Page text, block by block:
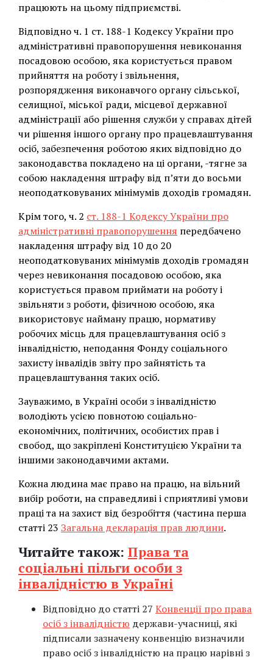
працюють на цьому підприємстві.
Відповідно ч. 1 ст. 188-1 Кодексу України про
адміністративні правопорушення невиконання
посадовою особою, яка користується правом
прийняття на роботу і звільнення,
розпорядження виконавчого органу сільської,
селищної, міської ради, місцевої державної
адміністрації або рішення служби у справах дітей
чи рішення іншого органу про працевлаштування
осіб, забезпечення роботою яких відповідно до
законодавства покладено на ці органи, -тягне за
собою накладення штрафу від п’яти до восьми
неоподатковуваних мінімумів доходів громадян.
Крім того, ч. 2 ст. 188-1 Кодексу України про
адміністративні правопорушення передбачено
накладення штрафу від 10 до 20
неоподатковуваних мінімумів доходів громадян
через невиконання посадовою особою, яка
користується правом приймати на роботу і
звільняти з роботи, фізичною особою, яка
використовує найману працю, нормативу
робочих місць для працевлаштування осіб з
інвалідністю, неподання Фонду соціального
захисту інвалідів звіту про зайнятість та
працевлаштування таких осіб.
Зауважимо, в Україні особи з інвалідністю
володіють усією повнотою соціально-
економічних, політичних, особистих прав і
свобод, що закріплені Конституцією України та
іншими законодавчими актами.
Кожна людина має право на працю, на вільний
вибір роботи, на справедливі і сприятливі умови
праці та на захист від безробіття (частина перша
статті 23 Загальна декларація прав людини.
Читайте також: Права та
соціальні пільги особи з
інвалідністю в Україні
Відповідно до статті 27 Конвенції про права
осіб з інвалідністю держави-учасниці, які
підписали зазначену конвенцію визначили
право осіб з інвалідністю на працю нарівні з